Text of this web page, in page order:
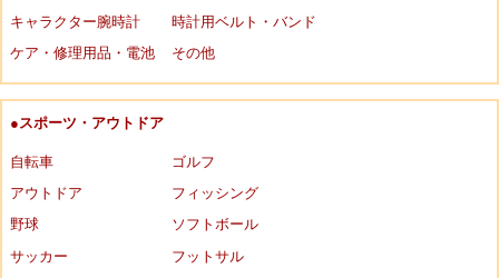
キャラクター腕時計
時計用ベルト・バンド
ケア・修理用品・電池
その他
●スポーツ・アウトドア
自転車
ゴルフ
アウトドア
フィッシング
野球
ソフトボール
サッカー
フットサル